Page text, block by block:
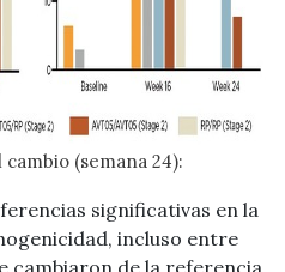
(semana 24):
significativas en la
incluso entre
cambiaron de la referencia